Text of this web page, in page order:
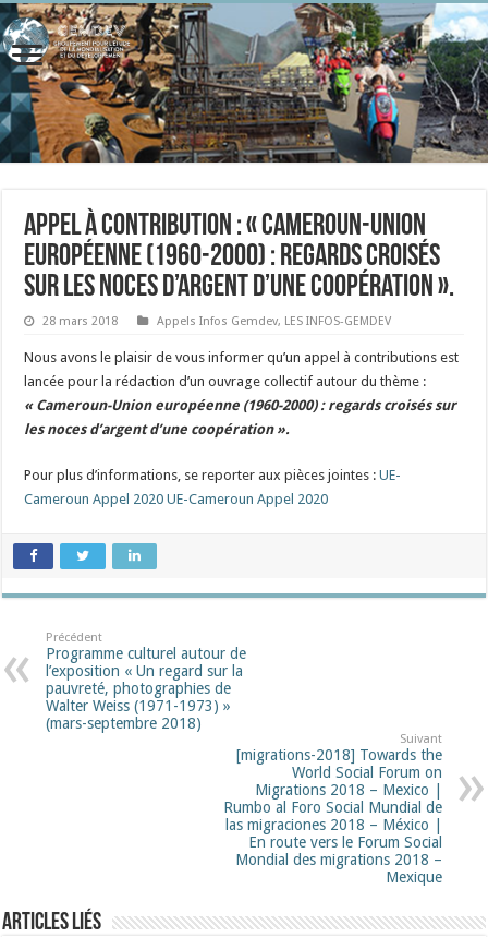
Appel à contribution : « Cameroun-Union
européenne (1960-2000) : regards croisés
sur les noces d’argent d’une coopération ».
28 mars 2018 Appels Infos Gemdev, LES INFOS-GEMDEV
Nous avons le plaisir de vous informer qu’un appel à contributions est
lancée pour la rédaction d’un ouvrage collectif autour du thème :
« Cameroun-Union européenne (1960-2000) : regards croisés sur
les noces d’argent d’une coopération ».
Pour plus d’informations, se reporter aux pièces jointes :UE-
Cameroun Appel 2020 UE-Cameroun Appel 2020
Précédent
Programme culturel autour de
l’exposition « Un regard sur la
pauvreté, photographies de
Walter Weiss (1971-1973) »
(mars-septembre 2018)
Suivant
[migrations-2018] Towards the
World Social Forum on
Migrations 2018 – Mexico |
Rumbo al Foro Social Mundial de
las migraciones 2018 – México |
En route vers le Forum Social
Mondial des migrations 2018 –
Mexique
Articles liés